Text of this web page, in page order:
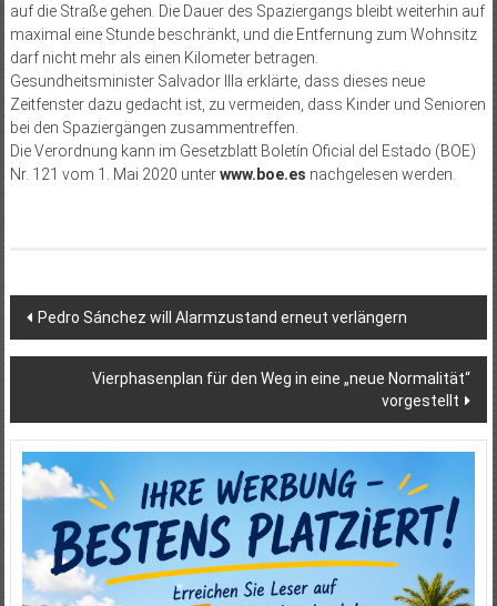
auf die Straße gehen. Die Dauer des Spaziergangs bleibt weiterhin auf
maximal eine Stunde beschränkt, und die Entfernung zum Wohnsitz
darf nicht mehr als einen Kilometer betragen.
Gesundheitsminister Salvador Illa erklärte, dass dieses neue
Zeitfenster dazu gedacht ist, zu vermeiden, dass Kinder und Senioren
bei den Spaziergängen zusammentreffen.
Die Verordnung kann im Gesetzblatt Boletín Oficial del Estado (BOE)
Nr. 121 vom 1. Mai 2020 unterwww.boe.es nachgelesen werden.
Beitragsnavigation
Pedro Sánchez will Alarmzustand erneut verlängern
Vierphasenplan für den Weg in eine „neue Normalität“
vorgestellt